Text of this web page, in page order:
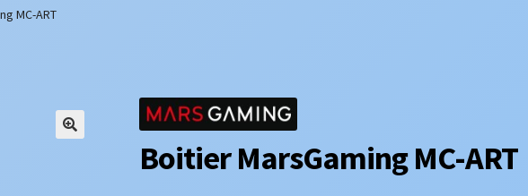
MC-ART
Boitier MarsGaming MC-ART